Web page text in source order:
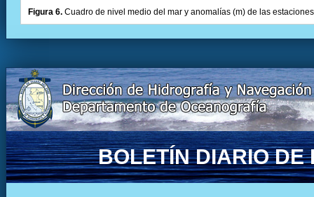
Figura 6. Cuadro de nivel medio del mar y anomalías (m) de las
BOLETÍN DIARIO DE